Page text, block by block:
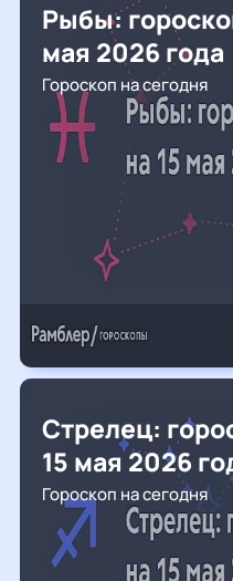
Рыбы:
мая 2026 года
Гороскоп на сегодня
Стрелец:
15 мая 2026
Гороскоп на сегодня